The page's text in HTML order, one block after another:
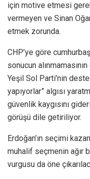
için motive etmesi
vermeyen ve Sinan
etmek zorunda.
CHP’ye göre
sonucun
Yeşil Sol Parti’nin
yapıyorlar” algısı
güvenlik kaygısını
görüşü dile getiriliyor.
Erdoğan’ın seçimi
muhalif seçmenin ağır
vurgusu da öne